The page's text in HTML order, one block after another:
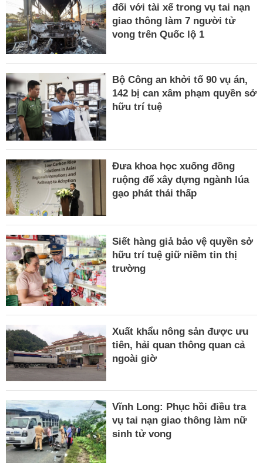
đối với tài xế trong vụ tai nạn
giao thông làm 7 người tử
vong trên Quốc lộ 1
Bộ Công an khởi tố 90 vụ án,
142 bị can xâm phạm quyền sở
hữu trí tuệ
Đưa khoa học xuống đồng
ruộng để xây dựng ngành lúa
gạo phát thải thấp
Siết hàng giả bảo vệ quyền sở
hữu trí tuệ giữ niềm tin thị
trường
Xuất khẩu nông sản được ưu
tiên, hải quan thông quan cả
ngoài giờ
Vĩnh Long: Phục hồi điều tra
vụ tai nạn giao thông làm nữ
sinh tử vong